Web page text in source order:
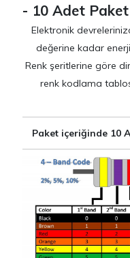
- 10 Adet Paket
Elektronik
değerine kadar
Renk şeritlerine göre
renk kodlama
Paket içeriğinde 10